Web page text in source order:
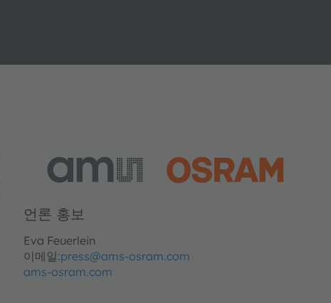
언론 홍보
Eva Feuerlein
이메일:press@ams-osram.com
ams-osram.com